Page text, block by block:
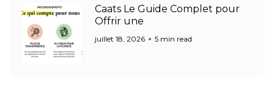
Caats Le Guide Complet pour
Offrir une
juillet 18, 2026 5 min read